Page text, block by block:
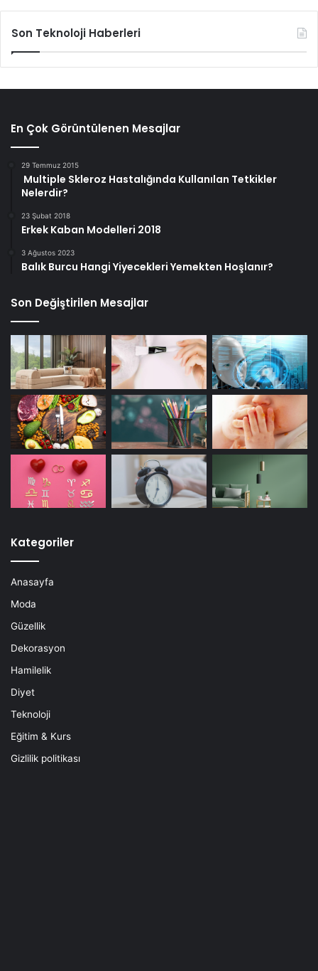
Son Teknoloji Haberleri
En Çok Görüntülenen Mesajlar
29 Temmuz 2015
Multiple Skleroz Hastalığında Kullanılan Tetkikler
Nelerdir?
23 Şubat 2018
Erkek Kaban Modelleri 2018
3 Ağustos 2023
Balık Burcu Hangi Yiyecekleri Yemekten Hoşlanır?
Son Değiştirilen Mesajlar
Kategoriler
Anasayfa
Moda
Güzellik
Dekorasyon
Hamilelik
Diyet
Teknoloji
Eğitim & Kurs
Gizlilik politikası